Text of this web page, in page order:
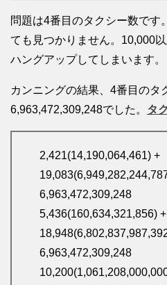
問題は4番目のタクシー数です
ても見つかりません。10,000
ハングアップしてしまいます。
カンニングの結果、4番目のタ
6,963,472,309,248でした。 タ
2,421(14,190,064,461) +
6,963,472,309,248
5,436(160,634,321,856) +
6,963,472,309,248